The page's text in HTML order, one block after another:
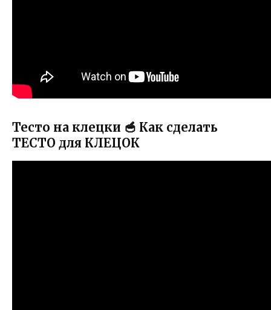
Тесто на клецки 🥣 Как сделать
ТЕСТО для КЛЕЦОК